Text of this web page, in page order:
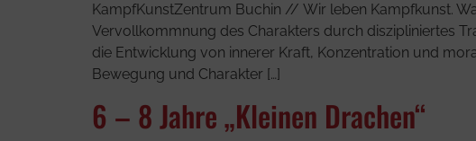
KampfKunstZentrum Buchin // Wir leben Kampfkunst.
Vervollkommnung des Charakters durch diszipliniertes
die Entwicklung von innerer Kraft, Konzentration und
Bewegung und Charakter […]
6 – 8 Jahre „Kleinen Drachen“